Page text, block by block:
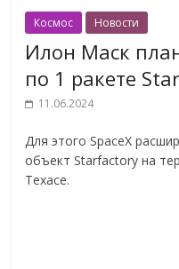
Космос Новости
Илон Маск
по 1 ракете
11.06.2024
Для этого SpaceX
объект Starfactory на
Техасе.